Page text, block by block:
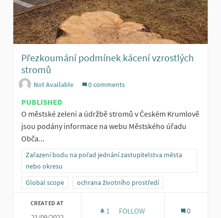
Přezkoumání podmínek kácení vzrostlých
stromů
Not Available 0 comments
PUBLISHED
O městské zeleni a údržbě stromů v Českém Krumlově
jsou podány informace na webu Městského úřadu
Obča...
Zařazení bodu na pořad jednání zastupitelstva města
nebo okresu
Global scope
ochrana životního prostředí
CREATED AT
1 1 FOLLOWER
FOLLOW 0